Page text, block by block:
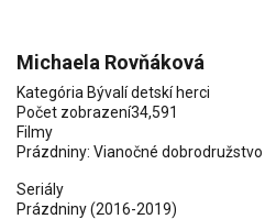
Michaela Rovňáková
Kategória Bývalí detskí herci
Počet zobrazení34,591
Filmy
Prázdniny: Vianočné dobrodružstvo
Seriály
Prázdniny(2016-2019)